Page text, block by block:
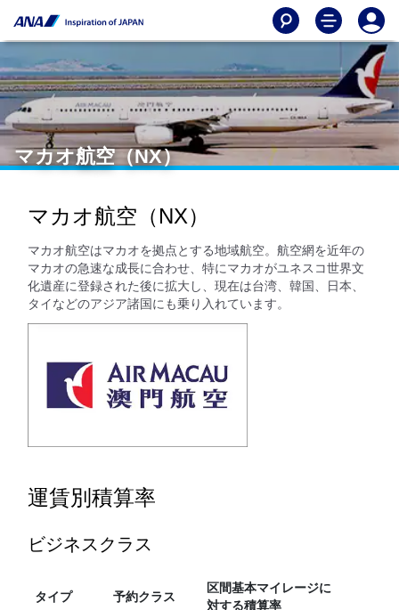
マカオ航空（NX）
マカオ航空（NX）
マカオ航空はマカオを拠点とする地域航空。航空網を近年の
マカオの急速な成長に合わせ、特にマカオがユネスコ世界文
化遺産に登録された後に拡大し、現在は台湾、韓国、日本、
タイなどのアジア諸国にも乗り入れています。
運賃別積算率
ビジネスクラス
タイプ 予約クラス
区間基本マイレージに
対する積算率